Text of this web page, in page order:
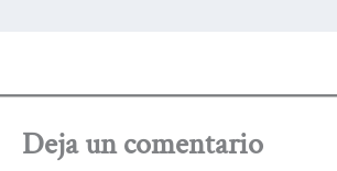
Deja un comentario